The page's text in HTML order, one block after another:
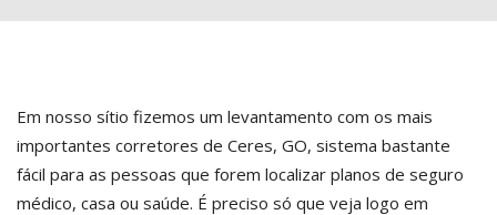
Em nosso sítio fizemos um levantamento com os mais
importantes corretores de Ceres, GO, sistema bastante
fácil para as pessoas que forem localizar planos de seguro
médico, casa ou saúde. É preciso só que veja logo em